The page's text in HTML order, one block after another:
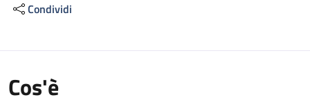
Condividi
Cos'è